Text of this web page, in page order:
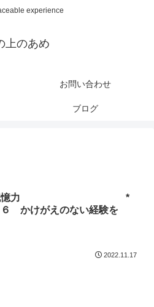
experience
上のあめ
お問い合わせ
ブログ
憶力 *
６ かけがえのない経験を
2022.11.17